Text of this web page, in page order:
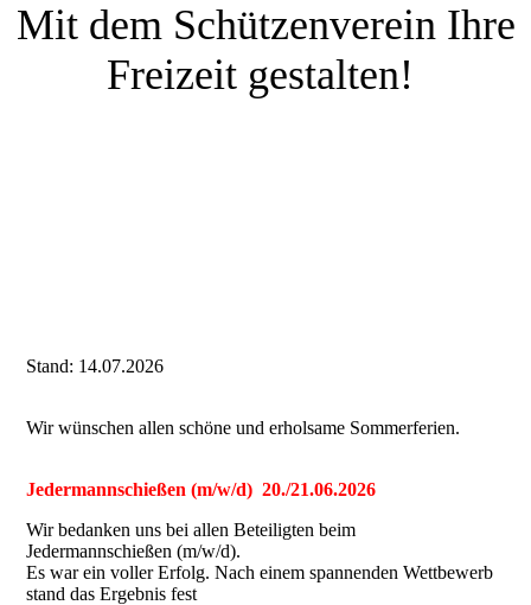
Mit dem Schützenverein Ihre
Freizeit gestalten!
Stand: 14.07.2026
Wir wünschen allen schöne und erholsame Sommerferien.
Jedermannschießen (m/w/d) 20./21.06.2026
Wir bedanken uns bei allen Beteiligten beim
Jedermannschießen (m/w/d).
Es war ein voller Erfolg. Nach einem spannenden Wettbewerb
stand das Ergebnis fest